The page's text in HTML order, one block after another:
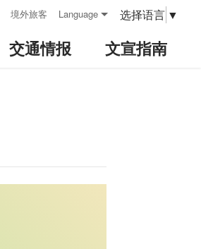
境外旅客 Language 选择语言 ▼
交通情报 文宣指南